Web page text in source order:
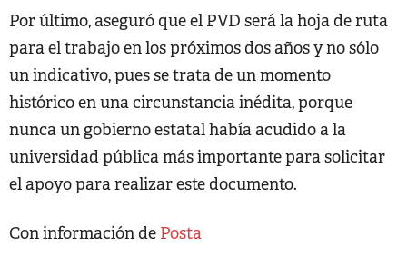
Por último, aseguró que el PVD será la hoja de ruta
para el trabajo en los próximos dos años y no sólo
un indicativo, pues se trata de un momento
histórico en una circunstancia inédita, porque
nunca un gobierno estatal había acudido a la
universidad pública más importante para solicitar
el apoyo para realizar este documento.
Con información de Posta